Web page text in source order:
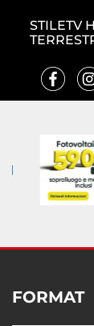
STILETV
FORMAT